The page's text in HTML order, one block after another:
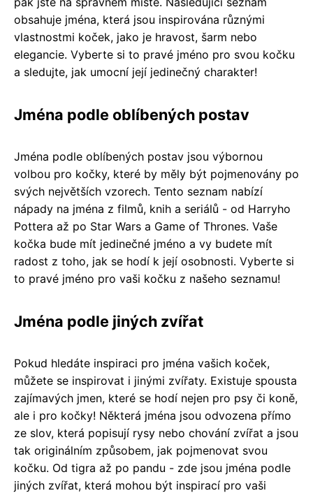
obsahuje jména, která jsou inspirována různými
vlastnostmi koček, jako je hravost, šarm nebo
elegancie. Vyberte si to pravé jméno pro svou kočku
a sledujte, jak umocní její jedinečný charakter!
Jména podle oblíbených postav
Jména podle oblíbených postav jsou výbornou
volbou pro kočky, které by měly být pojmenovány po
svých největších vzorech. Tento seznam nabízí
nápady na jména z filmů, knih a seriálů - od Harryho
Pottera až po Star Wars a Game of Thrones. Vaše
kočka bude mít jedinečné jméno a vy budete mít
radost z toho, jak se hodí k její osobnosti. Vyberte si
to pravé jméno pro vaši kočku z našeho seznamu!
Jména podle jiných zvířat
Pokud hledáte inspiraci pro jména vašich koček,
můžete se inspirovat i jinými zvířaty. Existuje spousta
zajímavých jmen, které se hodí nejen pro psy či koně,
ale i pro kočky! Některá jména jsou odvozena přímo
ze slov, která popisují rysy nebo chování zvířat a jsou
tak originálním způsobem, jak pojmenovat svou
kočku. Od tigra až po pandu - zde jsou jména podle
jiných zvířat, která mohou být inspirací pro vaši